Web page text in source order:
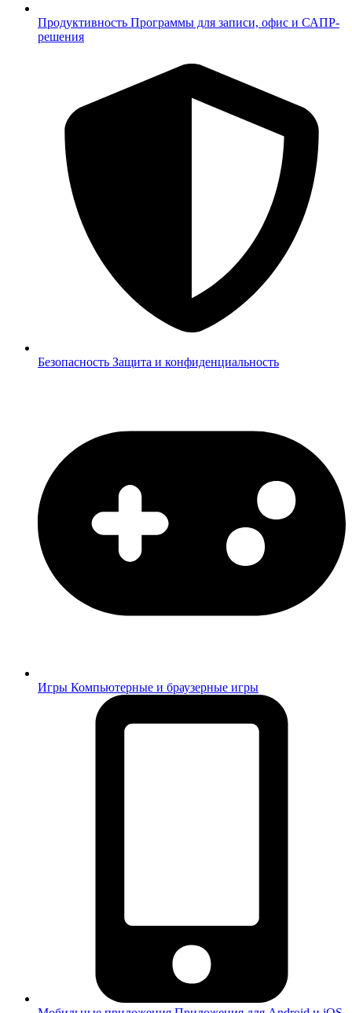
Продуктивность Программы для записи, офис и САПР-
решения
Безопасность Защита и конфиденциальность
Игры Компьютерные и браузерные игры